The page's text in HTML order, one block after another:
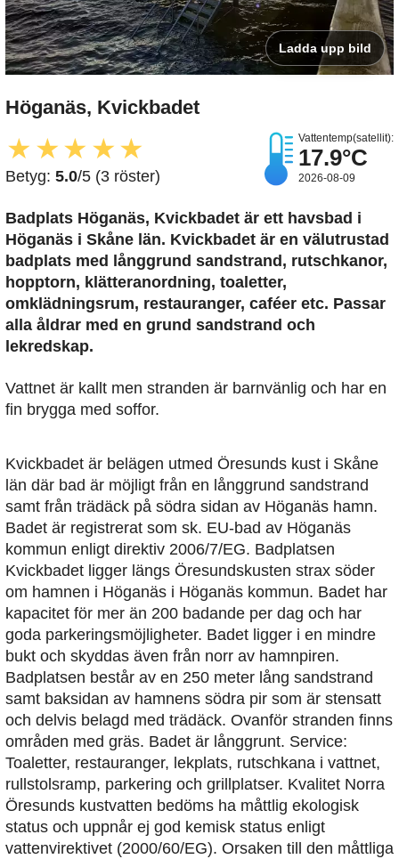
Ladda upp bild
Höganäs, Kvickbadet
★ ★★ ★★
Betyg: 5.0/5 (3 röster)
Vattentemp(satellit):
17.9°C
2026-08-09
Badplats Höganäs, Kvickbadet är ett havsbad i
Höganäs i Skåne län. Kvickbadet är en välutrustad
badplats med långgrund sandstrand, rutschkanor,
hopptorn, klätteranordning, toaletter,
omklädningsrum, restauranger, caféer etc. Passar
alla åldrar med en grund sandstrand och
lekredskap.
Vattnet är kallt men stranden är barnvänlig och har en
fin brygga med soffor.
Kvickbadet är belägen utmed Öresunds kust i Skåne
län där bad är möjligt från en långgrund sandstrand
samt från trädäck på södra sidan av Höganäs hamn.
Badet är registrerat som sk. EU-bad av Höganäs
kommun enligt direktiv 2006/7/EG. Badplatsen
Kvickbadet ligger längs Öresundskusten strax söder
om hamnen i Höganäs i Höganäs kommun. Badet har
kapacitet för mer än 200 badande per dag och har
goda parkeringsmöjligheter. Badet ligger i en mindre
bukt och skyddas även från norr av hamnpiren.
Badplatsen består av en 250 meter lång sandstrand
samt baksidan av hamnens södra pir som är stensatt
och delvis belagd med trädäck. Ovanför stranden finns
områden med gräs. Badet är långgrunt. Service:
Toaletter, restauranger, lekplats, rutschkana i vattnet,
rullstolsramp, parkering och grillplatser. Kvalitet Norra
Öresunds kustvatten bedöms ha måttlig ekologisk
status och uppnår ej god kemisk status enligt
vattenvirektivet (2000/60/EG). Orsaken till den måttliga